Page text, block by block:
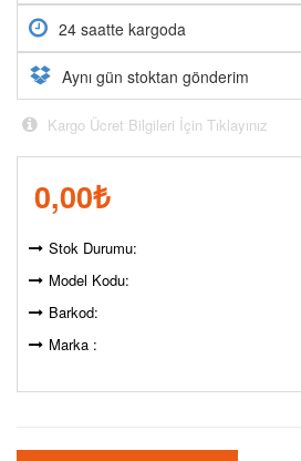
24 saatte kargoda
Aynı gün stoktan gönderim
Kargo Ücret Bilgileri İçin Tıklayınız
0,00₺
Stok Durumu:
Model Kodu:
Barkod:
Marka :